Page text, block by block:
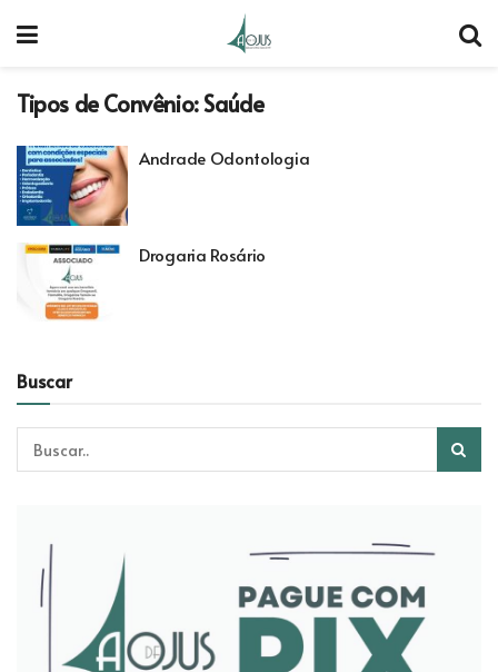
Tipos de Convênio:Saúde
Andrade Odontologia
Drogaria Rosário
Buscar